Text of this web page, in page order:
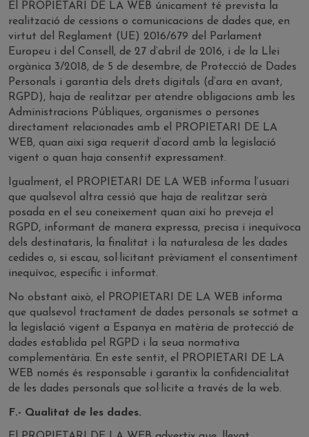
El PROPIETARI DE LA WEB únicament té prevista la
realització de cessions o comunicacions de dades que, en
virtut del Reglament (UE) 2016/679 del Parlament
Europeu i del Consell, de 27 d’abril de 2016, i de la Llei
orgànica 3/2018, de 5 de desembre, de Protecció de Dades
Personals i garantia dels drets digitals (d’ara en avant,
RGPD), haja de realitzar per atendre obligacions amb les
Administracions Públiques, organismes o persones
directament relacionades amb el PROPIETARI DE LA
WEB, quan així siga requerit d’acord amb la legislació
vigent o quan haja consentit expressament.
Igualment, el PROPIETARI DE LA WEB informa l’usuari
que qualsevol altra cessió que haja de realitzar serà
posada en el seu coneixement quan així ho preveja el
RGPD, informant de manera expressa, precisa i inequívoca
dels destinataris, la finalitat i la naturalesa de les dades
cedides o, si escau, sol·licitant prèviament el consentiment
inequívoc, específic i informat.
No obstant això, el PROPIETARI DE LA WEB informa
que qualsevol tractament de dades personals se sotmet a
la legislació vigent a Espanya en matèria de protecció de
dades establida pel RGPD i la seua normativa
complementària. En este sentit, el PROPIETARI DE LA
WEB només és responsable i garantix la confidencialitat
de les dades personals que sol·licite a través de la web.
F.- Qualitat de les dades.